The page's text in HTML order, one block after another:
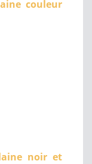
couleur
noir et